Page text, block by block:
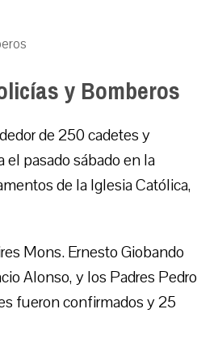
y Bomberos
de 250 cadetes y
pasado sábado en la
de la Iglesia Católica,
Mons. Ernesto Giobando
Alonso, y los Padres Pedro
fueron confirmados y 25